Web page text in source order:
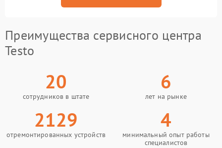
Преимущества сервисного центра
Testo
20
сотрудников в штате
6
лет на рынке
2129
отремонтированных устройств
4
минимальный опыт работы
специалистов